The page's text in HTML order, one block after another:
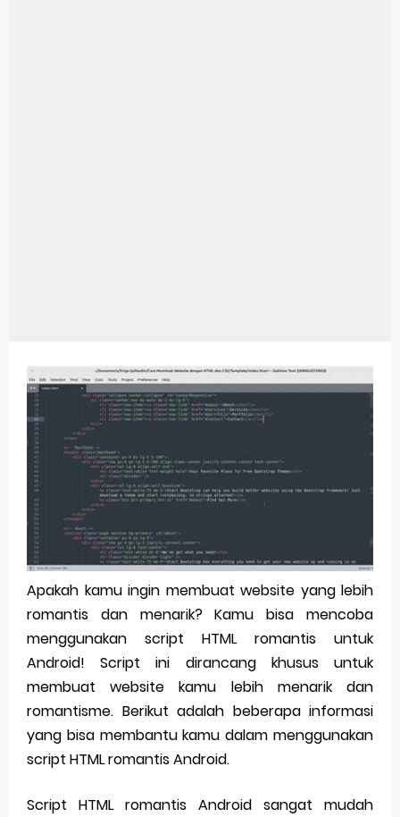
Pp Wa Couple Pasangan: Cara Terbaik Untuk Menjaga Hubungan
Simpan Profil Ig Dengan Mudah
Aplikasi Togel Android: Solusi Praktis Untuk Pecinta Togel
Siap Video Call, tapi Download Aplikasinya Dulu, Abangku
Cara Membuat Pesan Anda Berbeda di Whatsapp
Friday, 7 August
Apakah kamu ingin membuat website yang lebih
romantis dan menarik? Kamu bisa mencoba
menggunakan script HTML romantis untuk
Android! Script ini dirancang khusus untuk
membuat website kamu lebih menarik dan
romantisme. Berikut adalah beberapa informasi
yang bisa membantu kamu dalam menggunakan
script HTML romantis Android.
Script HTML romantis Android sangat mudah